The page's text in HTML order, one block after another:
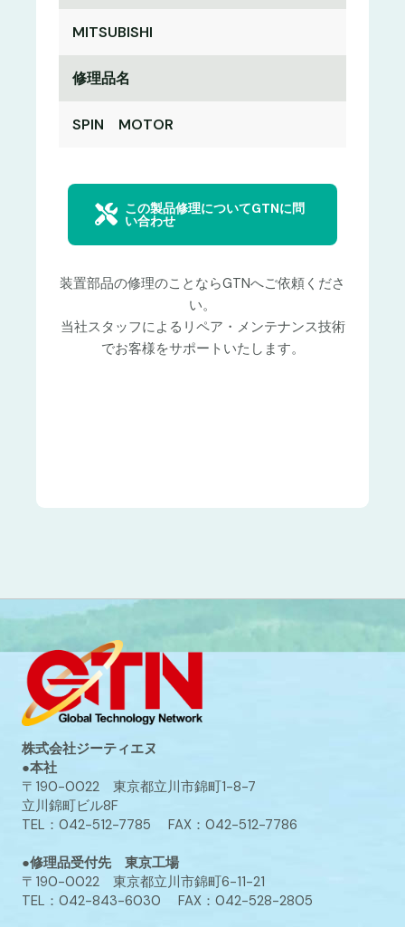
MITSUBISHI
修理品名
SPIN MOTOR
この製品修理についてGTNに問
い合わせ
装置部品の修理のことならGTNへご依頼くださ
い。
当社スタッフによるリペア・メンテナンス技術
でお客様をサポートいたします。
株式会社ジーティエヌ
●本社
〒190-0022 東京都立川市錦町1-8-7
立川錦町ビル8F
TEL：042-512-7785 FAX：042-512-7786
●修理品受付先 東京工場
〒190-0022 東京都立川市錦町6-11-21
TEL：042-843-6030 FAX：042-528-2805